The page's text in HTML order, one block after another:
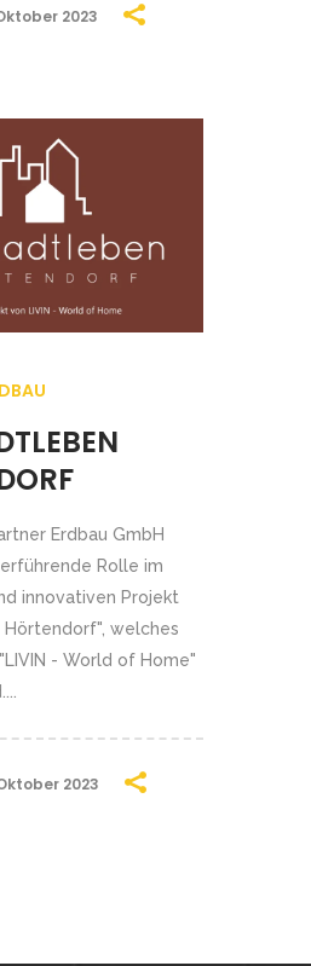
2023
Erdbau GmbH
Rolle im
innovativen Projekt
welches
- World of Home"
2023